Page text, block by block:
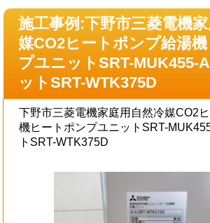
施工事例:下野市三菱電機
媒CO2ヒートポンプ給湯
プユニットSRT-MUK455-
ットSRT-WTK375D
下野市三菱電機家庭用自然冷媒CO2
機ヒートポンプユニットSRT-
トSRT-WTK375D